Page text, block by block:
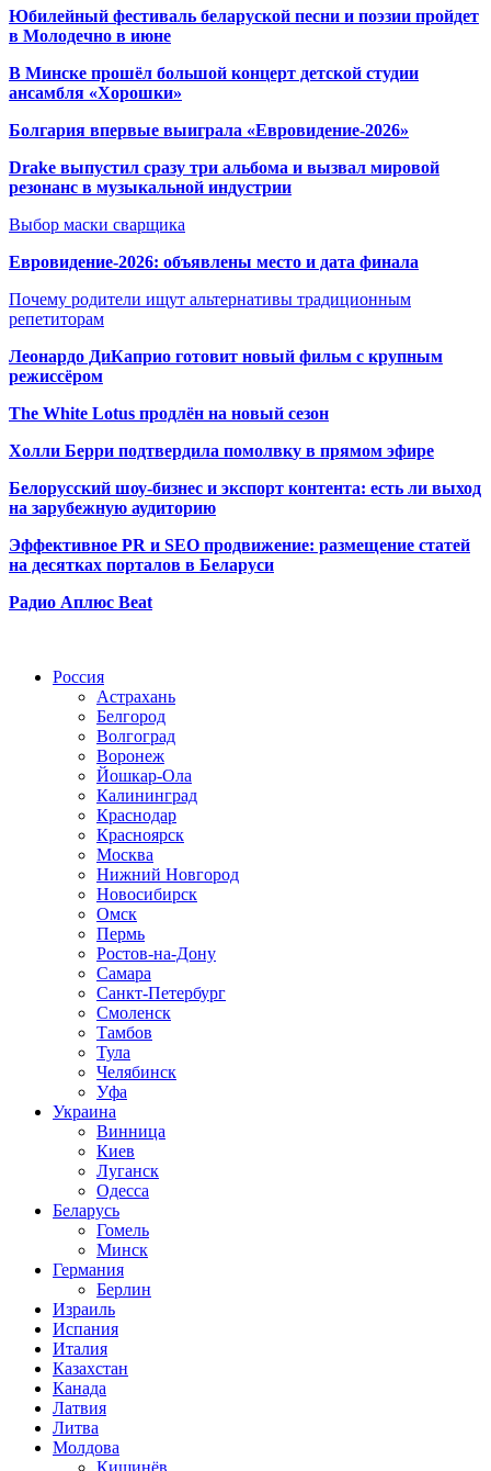
Юбилейный фестиваль беларуской песни и поэзии пройдет
в Молодечно в июне
В Минске прошёл большой концерт детской студии
ансамбля «Хорошки»
Болгария впервые выиграла «Евровидение-2026»
Drake выпустил сразу три альбома и вызвал мировой
резонанс в музыкальной индустрии
Выбор маски сварщика
Евровидение-2026: объявлены место и дата финала
Почему родители ищут альтернативы традиционным
репетиторам
Леонардо ДиКаприо готовит новый фильм с крупным
режиссёром
The White Lotus продлён на новый сезон
Холли Берри подтвердила помолвку в прямом эфире
Белорусский шоу-бизнес и экспорт контента: есть ли выход
на зарубежную аудиторию
Эффективное PR и SEO продвижение: размещение статей
на десятках порталов в Беларуси
Радио Аплюс Beat
Россия
Астрахань
Белгород
Волгоград
Воронеж
Йошкар-Ола
Калининград
Краснодар
Красноярск
Москва
Нижний Новгород
Новосибирск
Омск
Пермь
Ростов-на-Дону
Самара
Санкт-Петербург
Смоленск
Тамбов
Тула
Челябинск
Уфа
Украина
Винница
Киев
Луганск
Одесса
Беларусь
Гомель
Минск
Германия
Берлин
Израиль
Испания
Италия
Казахстан
Канада
Латвия
Литва
Молдова
Кишинёв